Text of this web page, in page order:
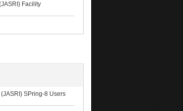
Facility
SPring-8 Users